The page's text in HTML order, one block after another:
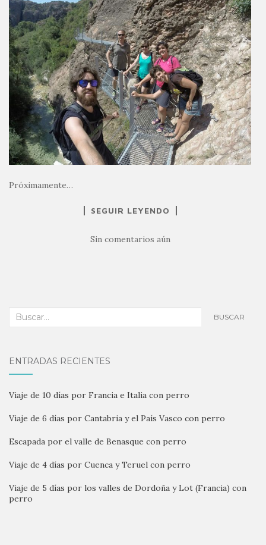
Próximamente…
SEGUIR LEYENDO
Sin comentarios aún
Buscar: BUSCAR
ENTRADAS RECIENTES
Viaje de 10 días por Francia e Italia con perro
Viaje de 6 días por Cantabria y el País Vasco con perro
Escapada por el valle de Benasque con perro
Viaje de 4 días por Cuenca y Teruel con perro
Viaje de 5 días por los valles de Dordoña y Lot (Francia) con
perro